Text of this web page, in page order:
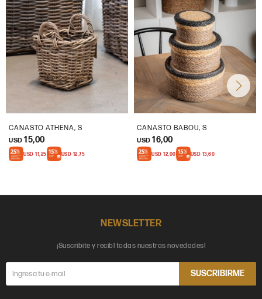
CANASTO ATHENA, S
USD 15,00
USD 11,25 USD 12,75
CANASTO BABOU, S
USD 16,00
USD 12,00 USD 13,60
NEWSLETTER
¡Suscribite y recibí todas nuestras novedades!
SUSCRIBIRME